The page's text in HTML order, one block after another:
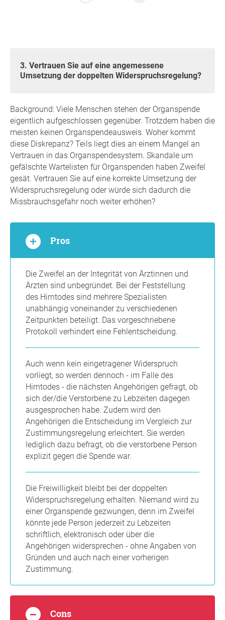
3. Vertrauen Sie auf eine angemessene
Umsetzung der doppelten Widerspruchsregelung?
Background: Viele Menschen stehen der Organspende
eigentlich aufgeschlossen gegenüber. Trotzdem haben die
meisten keinen Organspendeausweis. Woher kommt
diese Diskrepanz? Teils liegt dies an einem Mangel an
Vertrauen in das Organspendesystem. Skandale um
gefälschte Wartelisten für Organspenden haben Zweifel
gesät. Vertrauen Sie auf eine korrekte Umsetzung der
Widerspruchsregelung oder würde sich dadurch die
Missbrauchsgefahr noch weiter erhöhen?
Pros
Die Zweifel an der Integrität von Ärztinnen und
Ärzten sind unbegründet. Bei der Feststellung
des Hirntodes sind mehrere Spezialisten
unabhängig voneinander zu verschiedenen
Zeitpunkten beteiligt. Das vorgeschriebene
Protokoll verhindert eine Fehlentscheidung.
Auch wenn kein eingetragener Widerspruch
vorliegt, so werden dennoch - im Falle des
Hirntodes - die nächsten Angehörigen gefragt, ob
sich der/die Verstorbene zu Lebzeiten dagegen
ausgesprochen habe. Zudem wird den
Angehörigen die Entscheidung im Vergleich zur
Zustimmungsregelung erleichtert. Sie werden
lediglich dazu befragt, ob die verstorbene Person
explizit gegen die Spende war.
Die Freiwilligkeit bleibt bei der doppelten
Widerspruchsregelung erhalten. Niemand wird zu
einer Organspende gezwungen, denn im Zweifel
könnte jede Person jederzeit zu Lebzeiten
schriftlich, elektronisch oder über die
Angehörigen widersprechen - ohne Angaben von
Gründen und auch nach einer vorherigen
Zustimmung.
Cons